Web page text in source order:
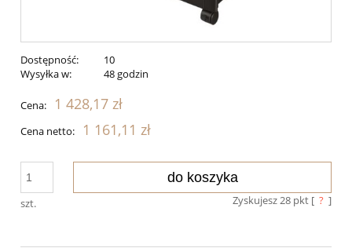
Dostępność:
10
Wysyłka w:
48 godzin
Cena: 1 428,17 zł
Cena netto: 1 161,11 zł
szt.
do koszyka
Zyskujesz28pkt [ ? ]